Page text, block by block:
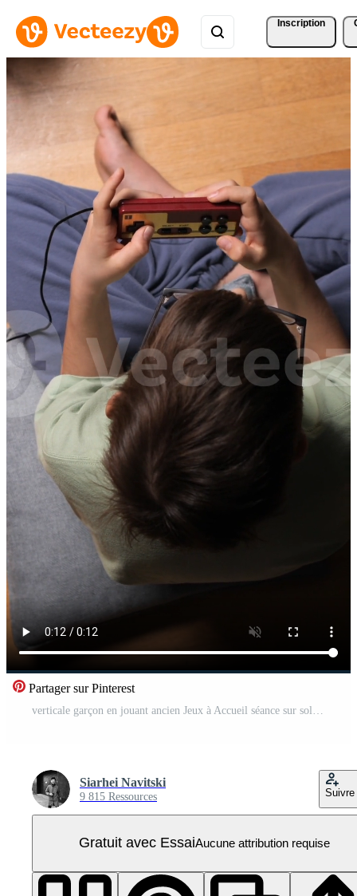
Inscription
Partager sur Pinterest
Siarhei Navitski
9 815 Ressources Suivre
Gratuit avec EssaiAucune attribution requise